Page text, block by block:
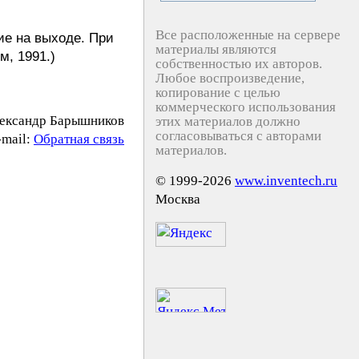
на выходе. При
1991.)
Барышников
Обратная связь
Все расположенные на сервере
материалы являются
собственностью их авторов.
Любое воспроизведение,
копирование с целью
коммерческого использования
этих материалов должно
согласовываться с авторами
материалов.
© 1999-2026 www.inventech.ru
Москва